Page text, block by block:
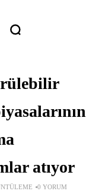
atıyor
0 YORUM